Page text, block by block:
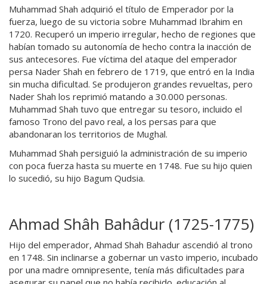
Muhammad Shah adquirió el título de Emperador por la
fuerza, luego de su victoria sobre Muhammad Ibrahim en
1720. Recuperó un imperio irregular, hecho de regiones que
habían tomado su autonomía de hecho contra la inacción de
sus antecesores. Fue víctima del ataque del emperador
persa Nader Shah en febrero de 1719, que entró en la India
sin mucha dificultad. Se produjeron grandes revueltas, pero
Nader Shah los reprimió matando a 30.000 personas.
Muhammad Shah tuvo que entregar su tesoro, incluido el
famoso Trono del pavo real, a los persas para que
abandonaran los territorios de Mughal.
Muhammad Shah persiguió la administración de su imperio
con poca fuerza hasta su muerte en 1748. Fue su hijo quien
lo sucedió, su hijo Bagum Qudsia.
Ahmad Shâh Bahâdur (1725-1775)
Hijo del emperador, Ahmad Shah Bahadur ascendió al trono
en 1748. Sin inclinarse a gobernar un vasto imperio, incubado
por una madre omnipresente, tenía más dificultades para